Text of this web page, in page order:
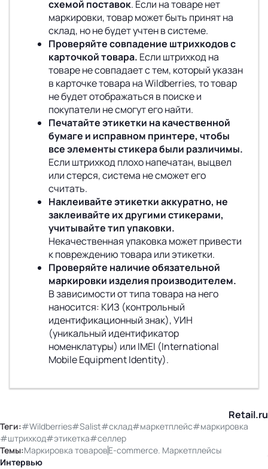
схемой поставок. Если на товаре нет
маркировки, товар может быть принят на
склад, но не будет учтен в системе.
Проверяйте совпадение штрихкодов с
карточкой товара. Если штрихкод на
товаре не совпадает с тем, который указан
в карточке товара на Wildberries, то товар
не будет отображаться в поиске и
покупатели не смогут его найти.
Печатайте этикетки на качественной
бумаге и исправном принтере, чтобы
все элементы стикера были различимы.
Если штрихкод плохо напечатан, выцвел
или стерся, система не сможет его
считать.
Наклеивайте этикетки аккуратно, не
заклеивайте их другими стикерами,
учитывайте тип упаковки.
Некачественная упаковка может привести
к повреждению товара или этикетки.
Проверяйте наличие обязательной
маркировки изделия производителем.
В зависимости от типа товара на него
наносится: КИЗ (контрольный
идентификационный знак), УИН
(уникальный идентификатор
номенклатуры) или IMEI (International
Mobile Equipment Identity).
Retail.ru
Теги:#Wildberries#Salist#склад#маркетплейс#маркировка
#штрихкод#этикетка#селлер
Темы:Маркировка товаровE-commerce. Маркетплейсы
Интервью